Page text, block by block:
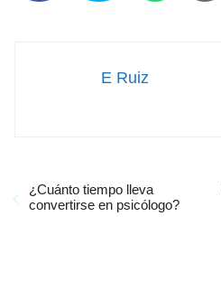
E Ruiz
¿Cuánto tiempo lleva
convertirse en psicólogo?